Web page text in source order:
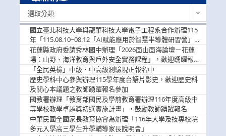
選取分類
國立臺北科技大學與龍華科技大學電子工程系合作辦理115
年「115.08.10~08.12「AI賦能應用於智慧半導體研習營」，
歡迎學生踴躍報名參加
花蓮縣政府委請秀林國中辦理「2026面山面海論壇－花蓮
場：山野、海洋教育與戶外安全實務課程」，歡迎踴躍報名
參加
「全民英檢」中級、中高級測驗現正報名中
歷史學科中心參與辦理115學年度台語片影史，歡迎歷史科
及關心本議題之教師踴躍報名參加
國教署辦理「教育部國民及學前教育署辦理116年度高級中
等學校教學卓越獎初選實施計畫」，鼓勵教師踴躍報名
中華民國全國家長教育協會為辦理「116年大學及技專校院
多元入學高三學生升學輔導家長說明會」